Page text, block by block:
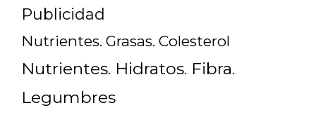
Publicidad
Nutrientes. Grasas. Colesterol
Nutrientes. Hidratos. Fibra.
Legumbres